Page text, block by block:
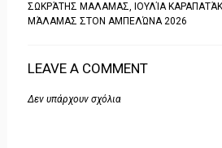
ΣΩΚΡΆΤΗΣ ΜΑΛΑΜΑΣ, ΙΟΥΛΊΑ
ΜΆΛΑΜΑΣ ΣΤΟΝ ΑΜΠΕΛΏΝΑ 2026
LEAVE A COMMENT
Δεν υπάρχουν σχόλια